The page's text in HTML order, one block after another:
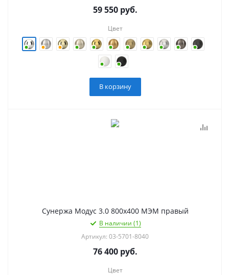
59 550руб.
Цвет
В корзину
Сунержа Модус 3.0 800х400 МЭМ правый
В наличии (1)
Артикул: 03-5701-8040
76 400руб.
Цвет